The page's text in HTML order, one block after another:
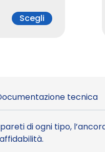
Scegli
tecnica
di ogni tipo,